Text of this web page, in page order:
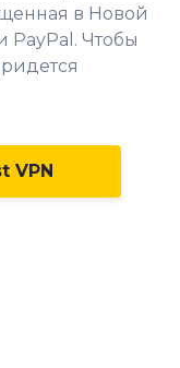
в Новой
PayPal. Чтобы
VPN